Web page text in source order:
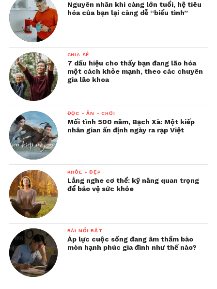
Nguyên nhân khi càng lớn tuổi, hệ tiêu
hóa của bạn lại càng dễ “biểu tình”
CHIA SẺ
7 dấu hiệu cho thấy bạn đang lão hóa
một cách khỏe mạnh, theo các chuyên
gia lão khoa
ĐỌC - ĂN - CHƠI
Mối tình 500 năm, Bạch Xà: Một kiếp
nhân gian ấn định ngày ra rạp Việt
KHỎE - ĐẸP
Lắng nghe cơ thể: kỹ năng quan trọng
để bảo vệ sức khỏe
BÀI NỔI BẬT
Áp lực cuộc sống đang âm thầm bào
mòn hạnh phúc gia đình như thế nào?